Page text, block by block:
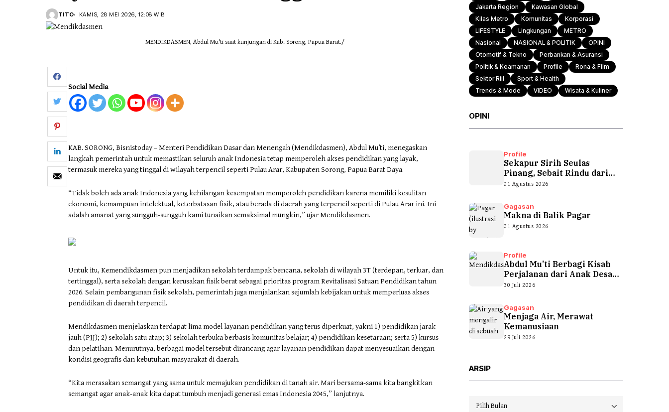
Otomotif & Tekno
TITO KAMIS, 28 MEI 2026, 12:08 WIB
MENDIKDASMEN, Abdul Mu'ti saat kunjungan di Kab. Sorong, Papua Barat./
Social Media
KAB. SORONG, Bisnistoday – Menteri Pendidikan Dasar dan Menengah (Mendikdasmen), Abdul Mu’ti, menegaskan
langkah pemerintah untuk memastikan seluruh anak Indonesia tetap memperoleh akses pendidikan yang layak,
termasuk mereka yang tinggal di wilayah terpencil seperti Pulau Arar, Kabupaten Sorong, Papua Barat Daya.
“Tidak boleh ada anak Indonesia yang kehilangan kesempatan memperoleh pendidikan karena memiliki kesulitan
ekonomi, kemampuan intelektual, keterbatasan fisik, atau berada di daerah yang terpencil seperti di Pulau Arar ini. Ini
adalah amanat yang sungguh-sungguh kami tunaikan semaksimal mungkin,” ujar Mendikdasmen.
Untuk itu, Kemendikdasmen pun menjadikan sekolah terdampak bencana, sekolah di wilayah 3T (terdepan, terluar, dan
tertinggal), serta sekolah dengan kerusakan fisik berat sebagai prioritas program Revitalisasi Satuan Pendidikan tahun
2026. Selain pembangunan fisik sekolah, pemerintah juga menjalankan sejumlah kebijakan untuk memperluas akses
pendidikan di daerah terpencil.
Mendikdasmen menjelaskan terdapat lima model layanan pendidikan yang terus diperkuat, yakni 1) pendidikan jarak
jauh (PJJ); 2) sekolah satu atap; 3) sekolah terbuka berbasis komunitas belajar; 4) pendidikan kesetaraan; serta 5) kursus
dan pelatihan. Menurutnya, berbagai model tersebut dirancang agar layanan pendidikan dapat menyesuaikan dengan
kondisi geografis dan kebutuhan masyarakat di daerah.
“Kita merasakan semangat yang sama untuk memajukan pendidikan di tanah air. Mari bersama-sama kita bangkitkan
semangat agar anak-anak kita dapat tumbuh menjadi generasi emas Indonesia 2045,” lanjutnya.
Jakarta Region
Kawasan Global
Kilas Metro
Komunitas
Korporasi
LIFESTYLE
Lingkungan
METRO
Nasional
NASIONAL & POLITIK
OPINI
Otomotif & Tekno
Perbankan & Asuransi
Politik & Keamanan
Profile
Rona & Film
Sektor Riil
Sport & Health
Trends & Mode
VIDEO Wisata & Kuliner
OPINI
Profile
Sekapur Sirih Seulas
Pinang, Sebait Rindu dari
Tepian Teluk
01 Agustus 2026
Gagasan
Makna di Balik Pagar
01 Agustus 2026
Profile
Abdul Mu’ti Berbagi Kisah
Perjalanan dari Anak Desa
hingga...
30 Juli 2026
Gagasan
Menjaga Air, Merawat
Kemanusiaan
29 Juli 2026
ARSIP
Arsip